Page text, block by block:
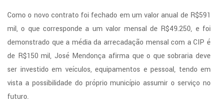
Como o novo contrato foi fechado em um valor anual de R$591
mil, o que corresponde a um valor mensal de R$49.250, e foi
demonstrado que a média da arrecadação mensal com a CIP é
de R$150 mil, José Mendonça afirma que o que sobraria deve
ser investido em veículos, equipamentos e pessoal, tendo em
vista a possibilidade do próprio município assumir o serviço no
futuro.